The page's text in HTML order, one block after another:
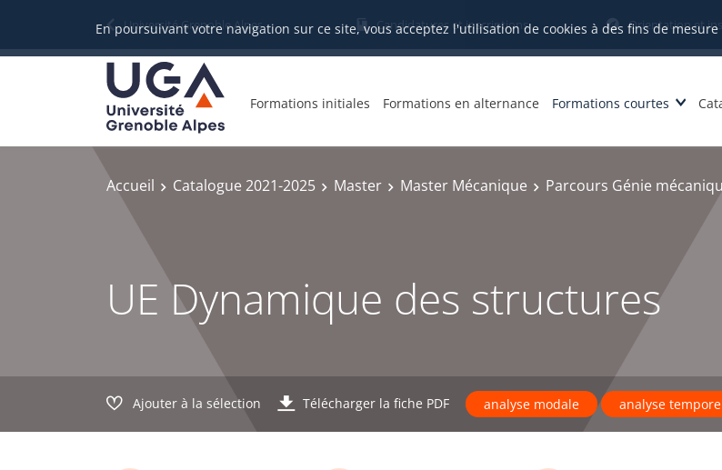
En poursuivant votre navigation sur ce site, vous acceptez l'utilisation de cookies à des fins de
Université Grenoble Alpes Candidatures et inscriptions Orientation et
Formations initiales Formations en alternance Formations courtes
Accueil Catalogue 2021-2025 Master Master Mécanique Parcours Génie
UE Dynamique des structures
Ajouter à la sélection Télécharger la fiche PDF analyse modale analyse